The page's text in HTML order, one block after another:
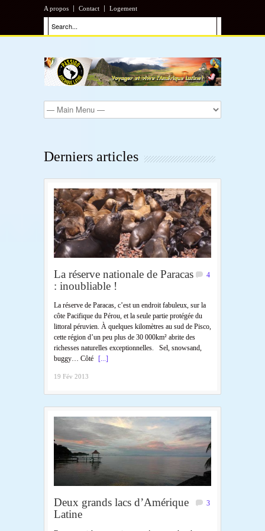
A propos Contact Logement
Derniers articles
La réserve nationale de Paracas
: inoubliable !
4
La réserve de Paracas, c’est un endroit fabuleux, sur la
côte Pacifique du Pérou, et la seule partie protégée du
littoral péruvien. À quelques kilomètres au sud de Pisco,
cette région d’un peu plus de 30 000km² abrite des
richesses naturelles exceptionnelles. Sel, snowsand,
buggy… Côté [...]
19 Fév 2013
Deux grands lacs d’Amérique
Latine
3